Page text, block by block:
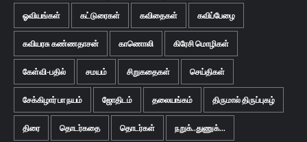
ஓவியங்கள் கட்டுரைகள் கவிதைகள் கவிப்பேழை
கவியரசு கண்ணதாசன் காணொலி கிரேசி மொழிகள்
கேள்வி-பதில் சமயம் சிறுகதைகள் செய்திகள்
சேக்கிழார் பா நயம் ஜோதிடம் தலையங்கம் திருமால் திருப்புகழ்
திரை தொடர்கதை தொடர்கள் நறுக்..துணுக்...